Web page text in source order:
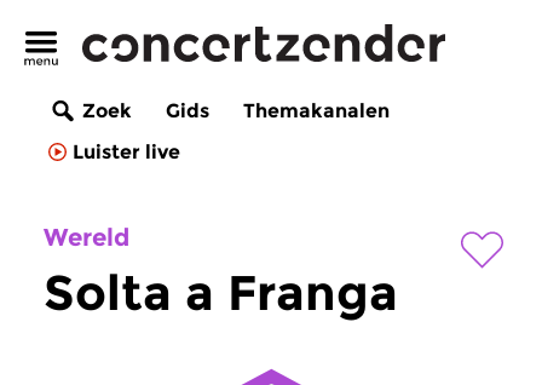
Zoek Gids
Themakanalen
Luister live
Wereld
Solta a Franga